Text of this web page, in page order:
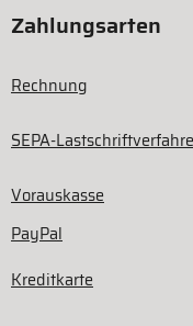
Zahlungsarten
Rechnung
SEPA-
Vorauskasse
PayPal
Kreditkarte